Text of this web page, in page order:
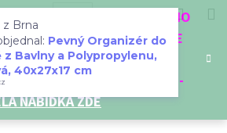
NAKUPTE 4 VĚCI Z NAŠEHO
NEJLEVNĚJŠÍ DOSTANETE
ZDARMA!
VÝROBKY -SLEVA AŽ 35% -
NABÍDKA ZDE
HledatPřihlášení
z Brna
Pevný Organizér do
z Bavlny a Polypropylenu,
40x27x17 cm